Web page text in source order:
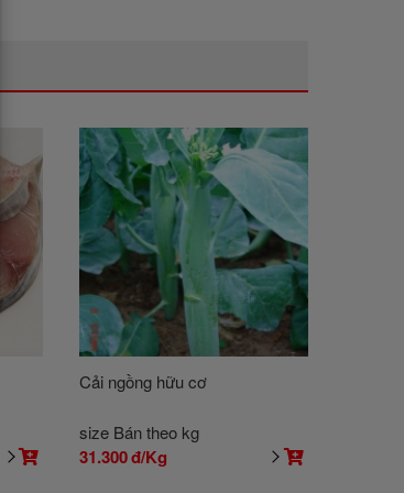
Cải ngồng hữu cơ
size Bán theo kg
31.300đ/Kg